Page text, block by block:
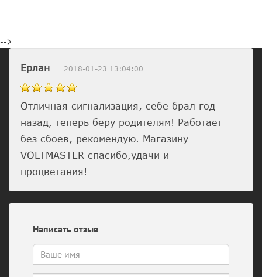
-->
Ерлан 2018-01-23 13:04:00
Отличная сигнализация, себе брал год
назад, теперь беру родителям! Работает
без сбоев, рекомендую. Магазину
VOLTMASTER спасибо,удачи и
процветания!
Написать отзыв